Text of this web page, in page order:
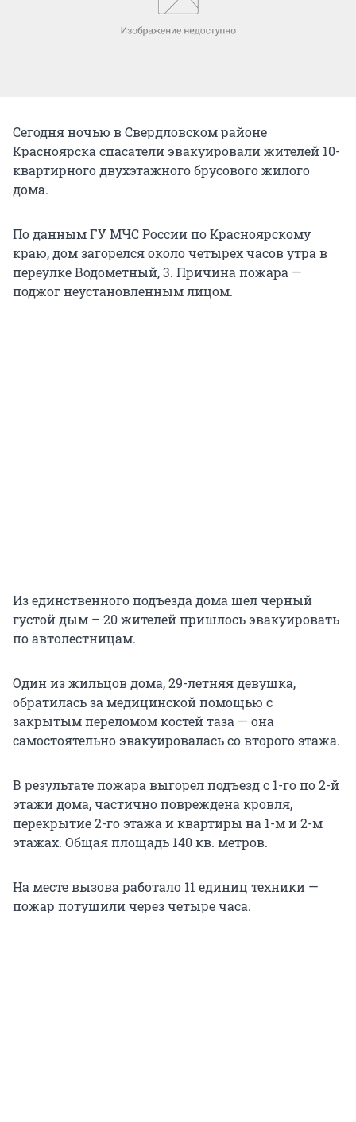
Сегодня ночью в Свердловском районе
Красноярска спасатели эвакуировали жителей 10-
квартирного двухэтажного брусового жилого
дома.
По данным ГУ МЧС России по Красноярскому
краю, дом загорелся около четырех часов утра в
переулке Водометный, 3. Причина пожара —
поджог неустановленным лицом.
Из единственного подъезда дома шел черный
густой дым – 20 жителей пришлось эвакуировать
по автолестницам.
Один из жильцов дома, 29-летняя девушка,
обратилась за медицинской помощью с
закрытым переломом костей таза — она
самостоятельно эвакуировалась со второго этажа.
В результате пожара выгорел подъезд с 1-го по 2-й
этажи дома, частично повреждена кровля,
перекрытие 2-го этажа и квартиры на 1-м и 2-м
этажах. Общая площадь 140 кв. метров.
На месте вызова работало 11 единиц техники —
пожар потушили через четыре часа.